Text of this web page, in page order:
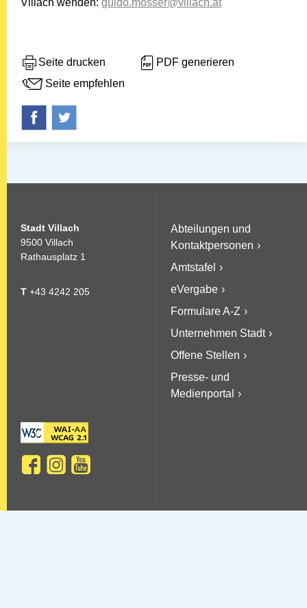
Villach wenden: guido.mos­ser@villach.at
Seite drucken
PDF generieren
Seite empfehlen
Stadt Villach
9500 Villach
Rathausplatz 1
T +43 4242 205
Abteilungen und
Kontaktpersonen
Amtstafel
eVergabe
Formulare A-Z
Unternehmen Stadt
Offene Stellen
Presse- und
Medienportal